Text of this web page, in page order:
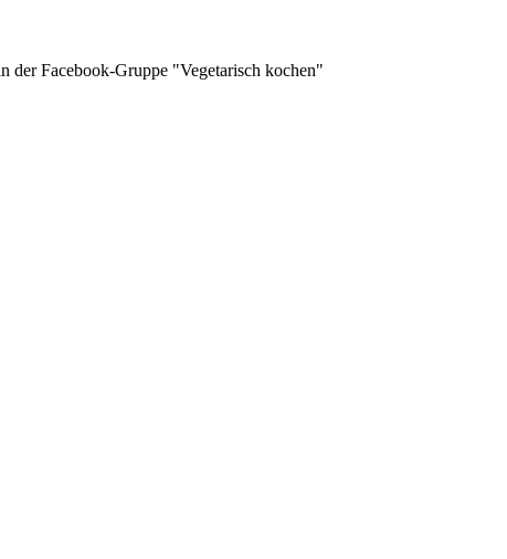
der Facebook-Gruppe "Vegetarisch kochen"